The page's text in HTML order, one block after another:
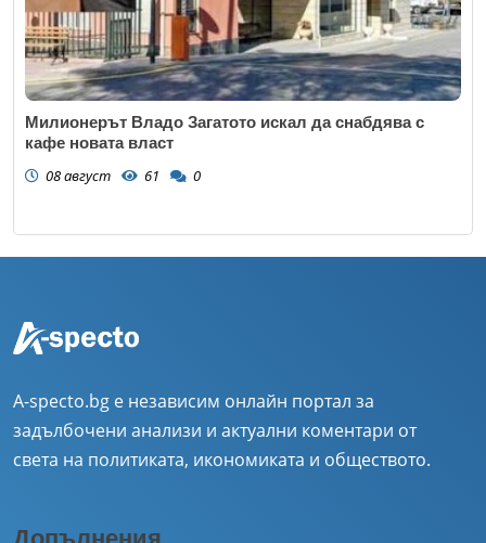
Милионерът Владо Загатото искал да снабдява с
кафе новата власт
08 август 61 0
A-specto.bg е независим онлайн портал за
задълбочени анализи и актуални коментари от
света на политиката, икономиката и обществото.